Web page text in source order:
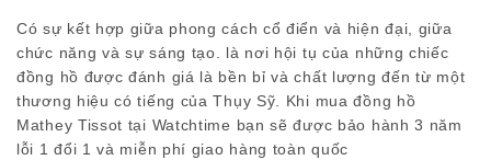
Có sự kết hợp giữa phong cách cổ điển và hiện đại, giữa
chức năng và sự sáng tạo. là nơi hội tụ của những chiếc
đồng hồ được đánh giá là bền bỉ và chất lượng đến từ một
thương hiệu có tiếng của Thụy Sỹ. Khi mua đồng hồ
Mathey Tissot tại Watchtime bạn sẽ được bảo hành 3 năm
lỗi 1 đổi 1 và miễn phí giao hàng toàn quốc